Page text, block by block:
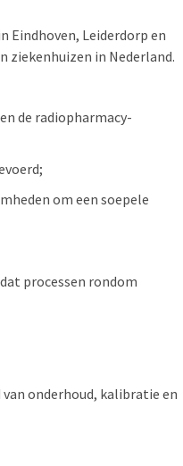
Eindhoven, Leiderdorp en
ziekenhuizen in Nederland.
de radiopharmacy-
om een soepele
processen rondom
onderhoud, kalibratie en